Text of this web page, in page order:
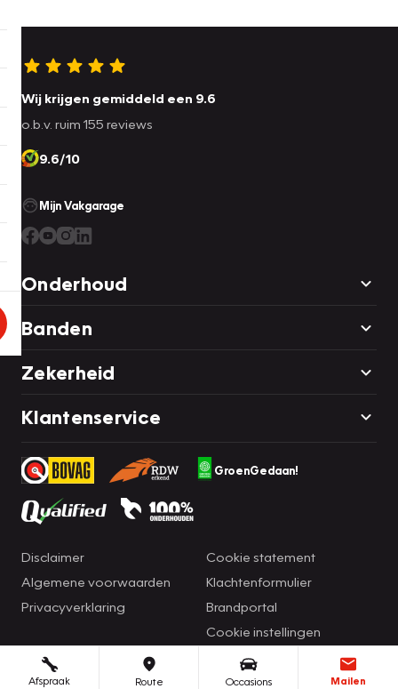
Afspraak Route Occasions Mailen
Wij krijgen gemiddeld een 9.6
o.b.v. ruim 155 reviews
9.6/10
Mijn Vakgarage
Onderhoud
Banden
Zekerheid
Klantenservice
GroenGedaan!
Disclaimer
Algemene voorwaarden
Privacyverklaring
Cookie statement
Klachtenformulier
Brandportal
Cookie instellingen